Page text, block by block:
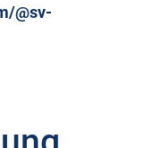
@sv-